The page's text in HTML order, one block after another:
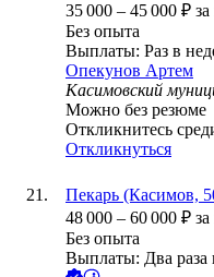
35 000 – 45 000 ₽
Без опыта
Выплаты: Раз в
Опекунов Артем
Касимовский
Можно без резюме
Откликнитесь
Откликнуться
Пекарь (Касимов,
48 000 – 60 000 ₽
Без опыта
Выплаты: Два раза